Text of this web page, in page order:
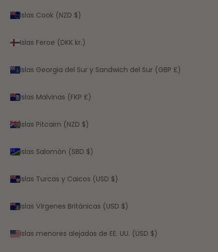
Islas Cook (NZD $)
Islas Feroe (DKK kr.)
Islas Georgia del Sur y Sandwich del Sur (GBP £)
Islas Malvinas (FKP £)
Islas Pitcairn (NZD $)
Islas Salomón (SBD $)
Islas Turcas y Caicos (USD $)
Islas Vírgenes Británicas (USD $)
Islas menores alejadas de EE. UU. (USD $)